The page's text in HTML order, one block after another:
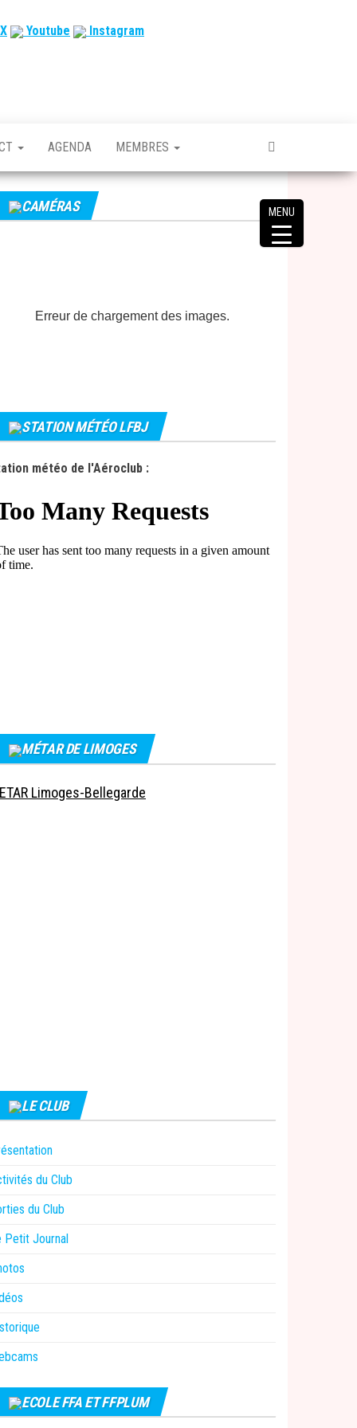
Youtube Instagram
AGENDA MEMBRES
CAMÉRAS
Erreur de chargement des images.
STATION MÉTÉO LFBJ
météo de l'Aéroclub :
MÉTAR DE LIMOGES
Limoges-Bellegarde
LE CLUB
du Club
du Club
Petit Journal
ECOLE FFA ET FFPLUM
MENU